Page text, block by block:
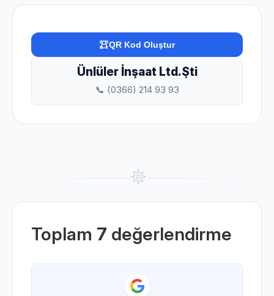
QR Kod Oluştur
Ünlüler İnşaat Ltd.Şti
📞 (0366) 214 93 93
Toplam 7 değerlendirme